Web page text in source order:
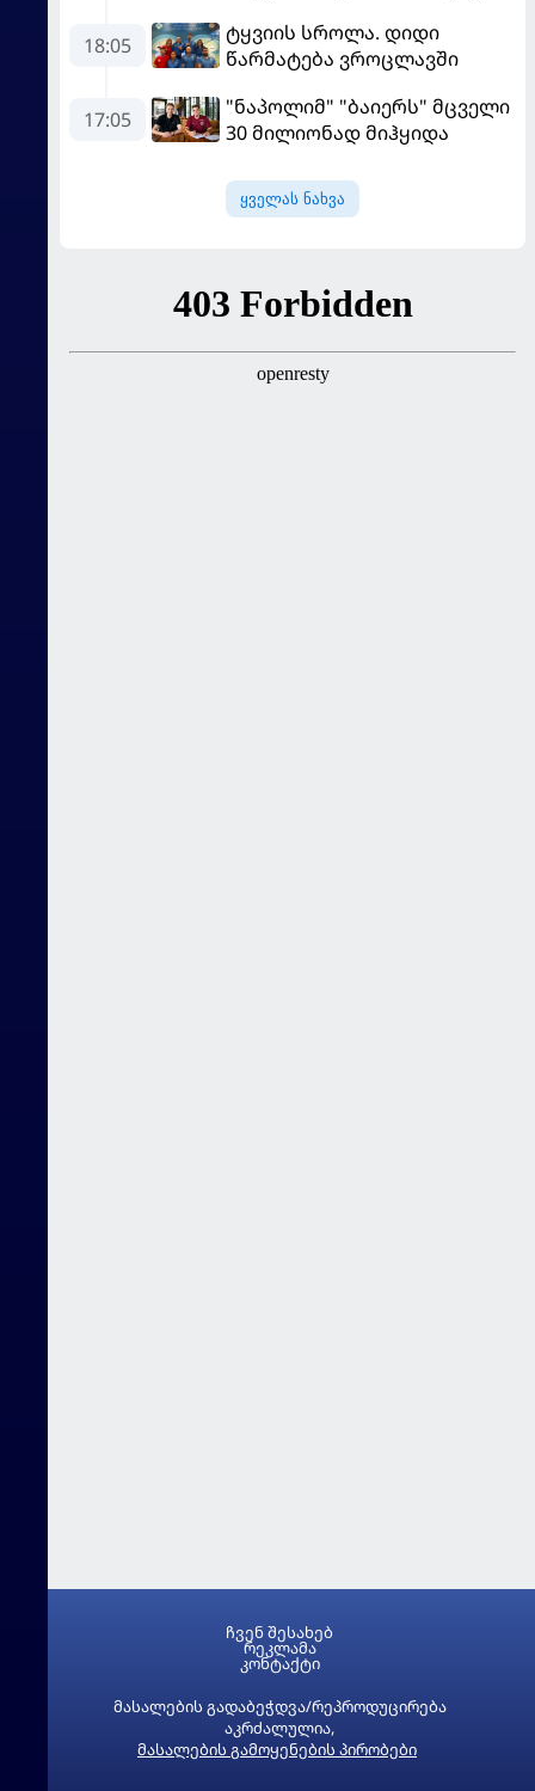
დამარცხდა
18:05
ტყვიის სროლა. დიდი
წარმატება ვროცლავში
17:05
"ნაპოლიმ" "ბაიერს" მცველი
30 მილიონად მიჰყიდა
ყველას ნახვა
მასალების გადაბეჭდვა/რეპროდუცირება
აკრძალულია,
მასალების გამოყენების პირობები
ჩვენ შესახებ
რეკლამა
კონტაქტი